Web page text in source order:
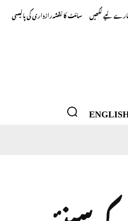
لیے لکھیں سائٹ کا نقشہرازداری کی پالیسی